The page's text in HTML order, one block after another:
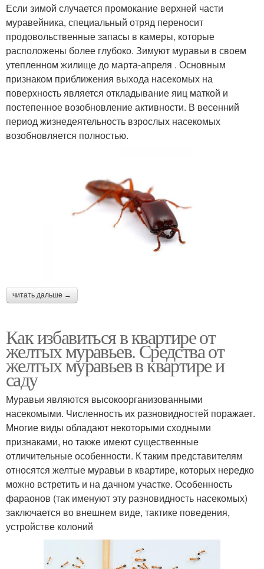
Если зимой случается промокание верхней части
муравейника, специальный отряд переносит
продовольственные запасы в камеры, которые
расположены более глубоко. Зимуют муравьи в своем
утепленном жилище до марта-апреля . Основным
признаком приближения выхода насекомых на
поверхность является откладывание яиц маткой и
постепенное возобновление активности. В весенний
период жизнедеятельность взрослых насекомых
возобновляется полностью.
читать дальше →
Как избавиться в квартире от
желтых муравьев. Средства от
желтых муравьев в квартире и
саду
Муравьи являются высокоорганизованными
насекомыми. Численность их разновидностей поражает.
Многие виды обладают некоторыми сходными
признаками, но также имеют существенные
отличительные особенности. К таким представителям
относятся желтые муравьи в квартире, которых нередко
можно встретить и на дачном участке. Особенность
фараонов (так именуют эту разновидность насекомых)
заключается во внешнем виде, тактике поведения,
устройстве колоний